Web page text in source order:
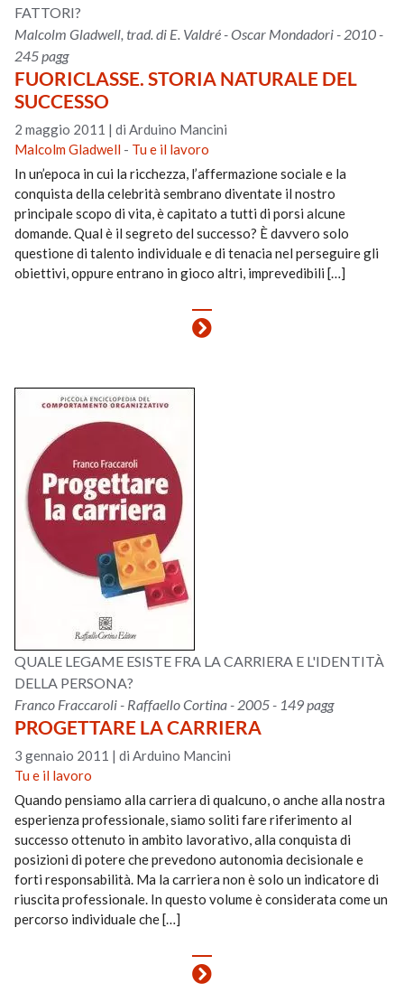
FATTORI?
Malcolm Gladwell, trad. di E. Valdré - Oscar Mondadori - 2010 -
245 pagg
FUORICLASSE. STORIA NATURALE DEL
SUCCESSO
2 maggio 2011 |di Arduino Mancini
Malcolm Gladwell - Tu e il lavoro
In un’epoca in cui la ricchezza, l’affermazione sociale e la
conquista della celebrità sembrano diventate il nostro
principale scopo di vita, è capitato a tutti di porsi alcune
domande. Qual è il segreto del successo? È davvero solo
questione di talento individuale e di tenacia nel perseguire gli
obiettivi, oppure entrano in gioco altri, imprevedibili […]
QUALE LEGAME ESISTE FRA LA CARRIERA E L'IDENTITÀ
DELLA PERSONA?
Franco Fraccaroli - Raffaello Cortina - 2005 - 149 pagg
PROGETTARE LA CARRIERA
3 gennaio 2011 |di Arduino Mancini
Tu e il lavoro
Quando pensiamo alla carriera di qualcuno, o anche alla nostra
esperienza professionale, siamo soliti fare riferimento al
successo ottenuto in ambito lavorativo, alla conquista di
posizioni di potere che prevedono autonomia decisionale e
forti responsabilità. Ma la carriera non è solo un indicatore di
riuscita professionale. In questo volume è considerata come un
percorso individuale che […]